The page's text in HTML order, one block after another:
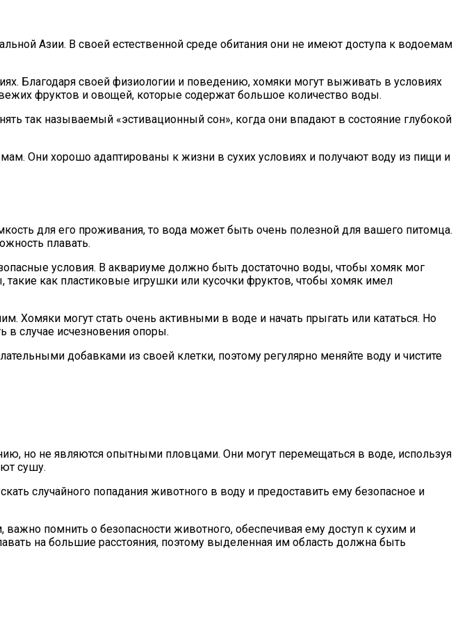
Азии. В своей естественной среде обитания они не имеют доступа к водоемам
Благодаря своей физиологии и поведению, хомяки могут выживать в условиях
фруктов и овощей, которые содержат большое количество воды.
так называемый «эстивационный сон», когда они впадают в состояние глубокой
Они хорошо адаптированы к жизни в сухих условиях и получают воду из пищи и
для его проживания, то вода может быть очень полезной для вашего питомца.
плавать.
условия. В аквариуме должно быть достаточно воды, чтобы хомяк мог
как пластиковые игрушки или кусочки фруктов, чтобы хомяк имел
Хомяки могут стать очень активными в воде и начать прыгать или кататься. Но
в случае исчезновения опоры.
добавками из своей клетки, поэтому регулярно меняйте воду и чистите
но не являются опытными пловцами. Они могут перемещаться в воде, используя
сушу.
случайного попадания животного в воду и предоставить ему безопасное и
помнить о безопасности животного, обеспечивая ему доступ к сухим и
на большие расстояния, поэтому выделенная им область должна быть